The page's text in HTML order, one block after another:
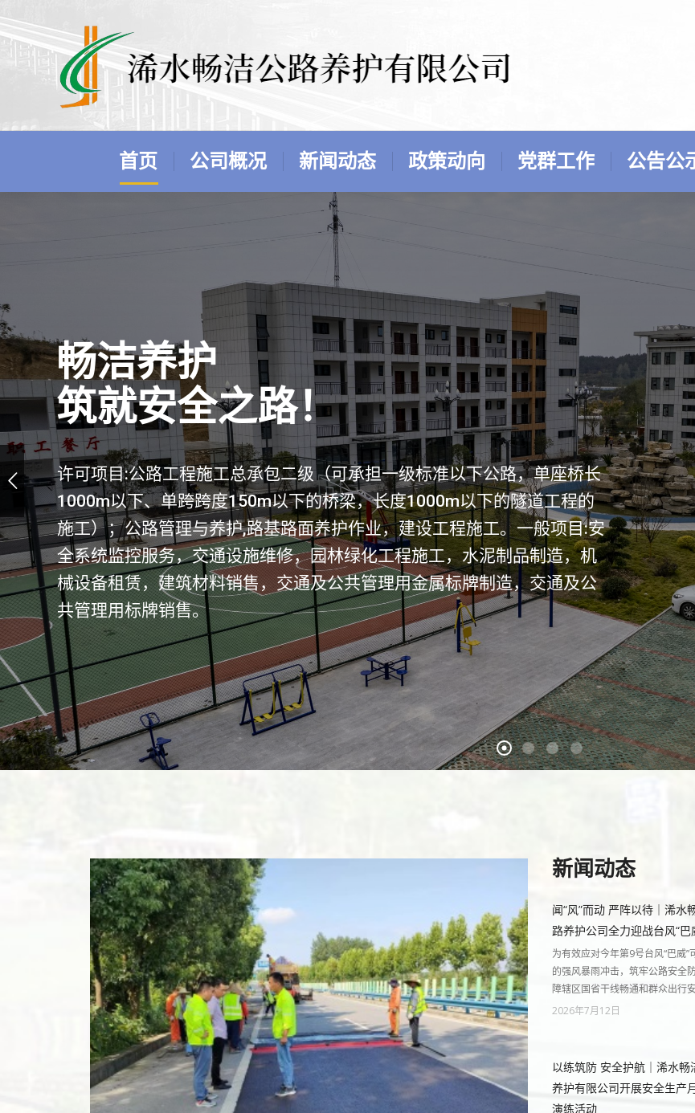
首页 公司概况 新闻动态 政策动向 党群工作 公告公
畅洁养护
筑就安全之路！
许可项目:公路工程施工总承包二级（可承担一级标准以下公路，单座桥长
1000m以下、单跨跨度150m以下的桥梁，长度1000m以下的隧道工程的
施工）；公路管理与养护,路基路面养护作业，建设工程施工。一般项目:安
全系统监控服务，交通设施维修，园林绿化工程施工，水泥制品制造，机
械设备租赁，建筑材料销售，交通及公共管理用金属标牌制造，交通及公
共管理用标牌销售。
新闻动态
闻“风”而动 严阵以待｜浠水
路养护公司全力迎战台风“巴
为有效应对今年第9号台风“巴威”
的强风暴雨冲击，筑牢公路安全
障辖区国省干线畅通和群众出行
2026年7月12日
以练筑防 安全护航｜浠水畅
养护有限公司开展安全生产
演练活动